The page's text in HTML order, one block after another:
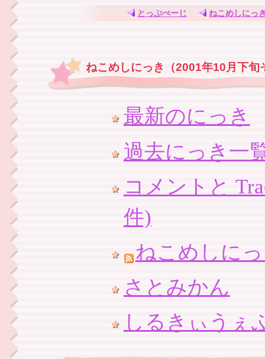
とっぷぺーじ ねこめしにっ
ねこめしにっき（2001年10月下旬
最新のにっき
過去にっき一
コメントと
件)
ねこめしに
さとみかん
しるきぃうぇ